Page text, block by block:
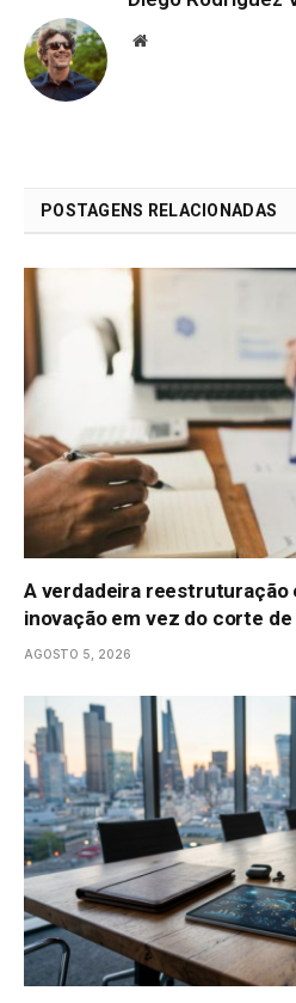
Website
POSTAGENS RELACIONADAS
A verdadeira reestruturação
inovação em vez do corte
AGOSTO 5, 2026